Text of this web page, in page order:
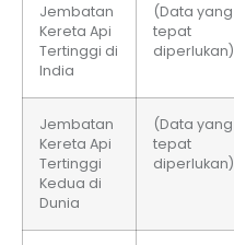
Jembatan
Kereta Api
Tertinggi di
India
(Data yang
tepat
diperlukan)
Jembatan
Kereta Api
Tertinggi
Kedua di
Dunia
(Data yang
tepat
diperlukan)